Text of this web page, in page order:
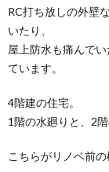
RC打ち放しの外壁
いたり、
屋上防水も痛んで
ています。
4階建の住宅。
1階の水廻りと、2
こちらがリノベ前の